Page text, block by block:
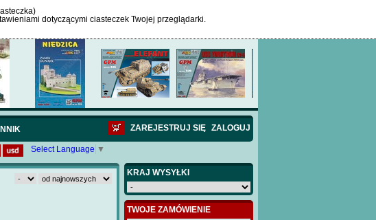
dotyczącymi ciasteczek Twojej przeglądarki.
ZALOGUJ
ZAREJESTRUJ SIĘ
Select Language ▼
KRAJ WYSYŁKI
TWOJE ZAMÓWIENIE